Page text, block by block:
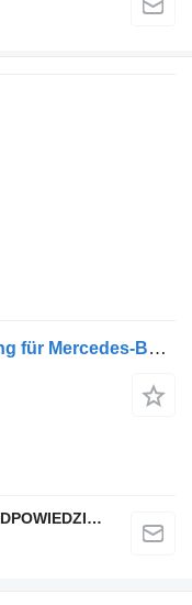
Mercedes-Benz MASKA Abdeckung für Mercedes-Benz ATEGO AXOR Sattelzugmaschine
QINDITO SPÓŁKA Z OGRANICZONĄ ODPOWIEDZIALNOŚCIĄ